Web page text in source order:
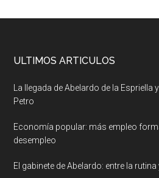
ULTIMOS ARTICULOS
La llegada de Abelardo de la
Petro
Economía popular: más empleo
desempleo
El gabinete de Abelardo: entre la